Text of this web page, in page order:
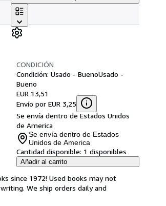
CONDICIÓN
Condición: Usado - BuenoUsado -
Bueno
EUR 13,51
Envío por EUR 3,25
Se envía dentro de Estados Unidos
de America
Se envía dentro de Estados
Unidos de America
Cantidad disponible: 1 disponibles
Añadir al carrito
since 1972! Used books may not
We ship orders daily and